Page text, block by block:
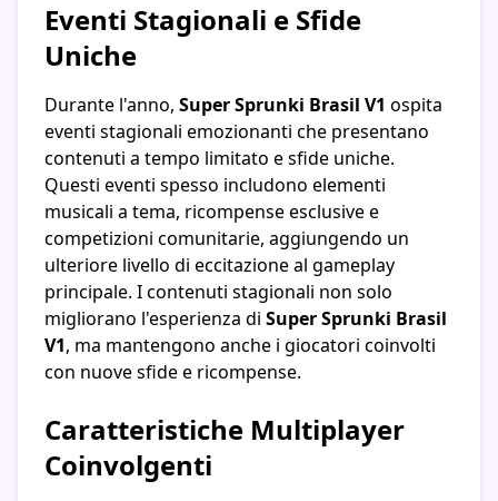
Eventi Stagionali e Sfide
Uniche
Durante l'anno, Super Sprunki Brasil V1 ospita
eventi stagionali emozionanti che presentano
contenuti a tempo limitato e sfide uniche.
Questi eventi spesso includono elementi
musicali a tema, ricompense esclusive e
competizioni comunitarie, aggiungendo un
ulteriore livello di eccitazione al gameplay
principale. I contenuti stagionali non solo
migliorano l'esperienza di Super Sprunki Brasil
V1, ma mantengono anche i giocatori coinvolti
con nuove sfide e ricompense.
Caratteristiche Multiplayer
Coinvolgenti